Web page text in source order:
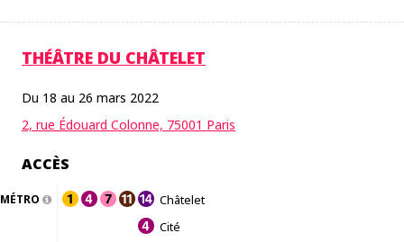
THÉÂTRE DU CHÂTELET
Du 18 au 26 mars 2022
2, rue Édouard Colonne, 75001 Paris
ACCÈS
MÉTRO
Châtelet
Cité